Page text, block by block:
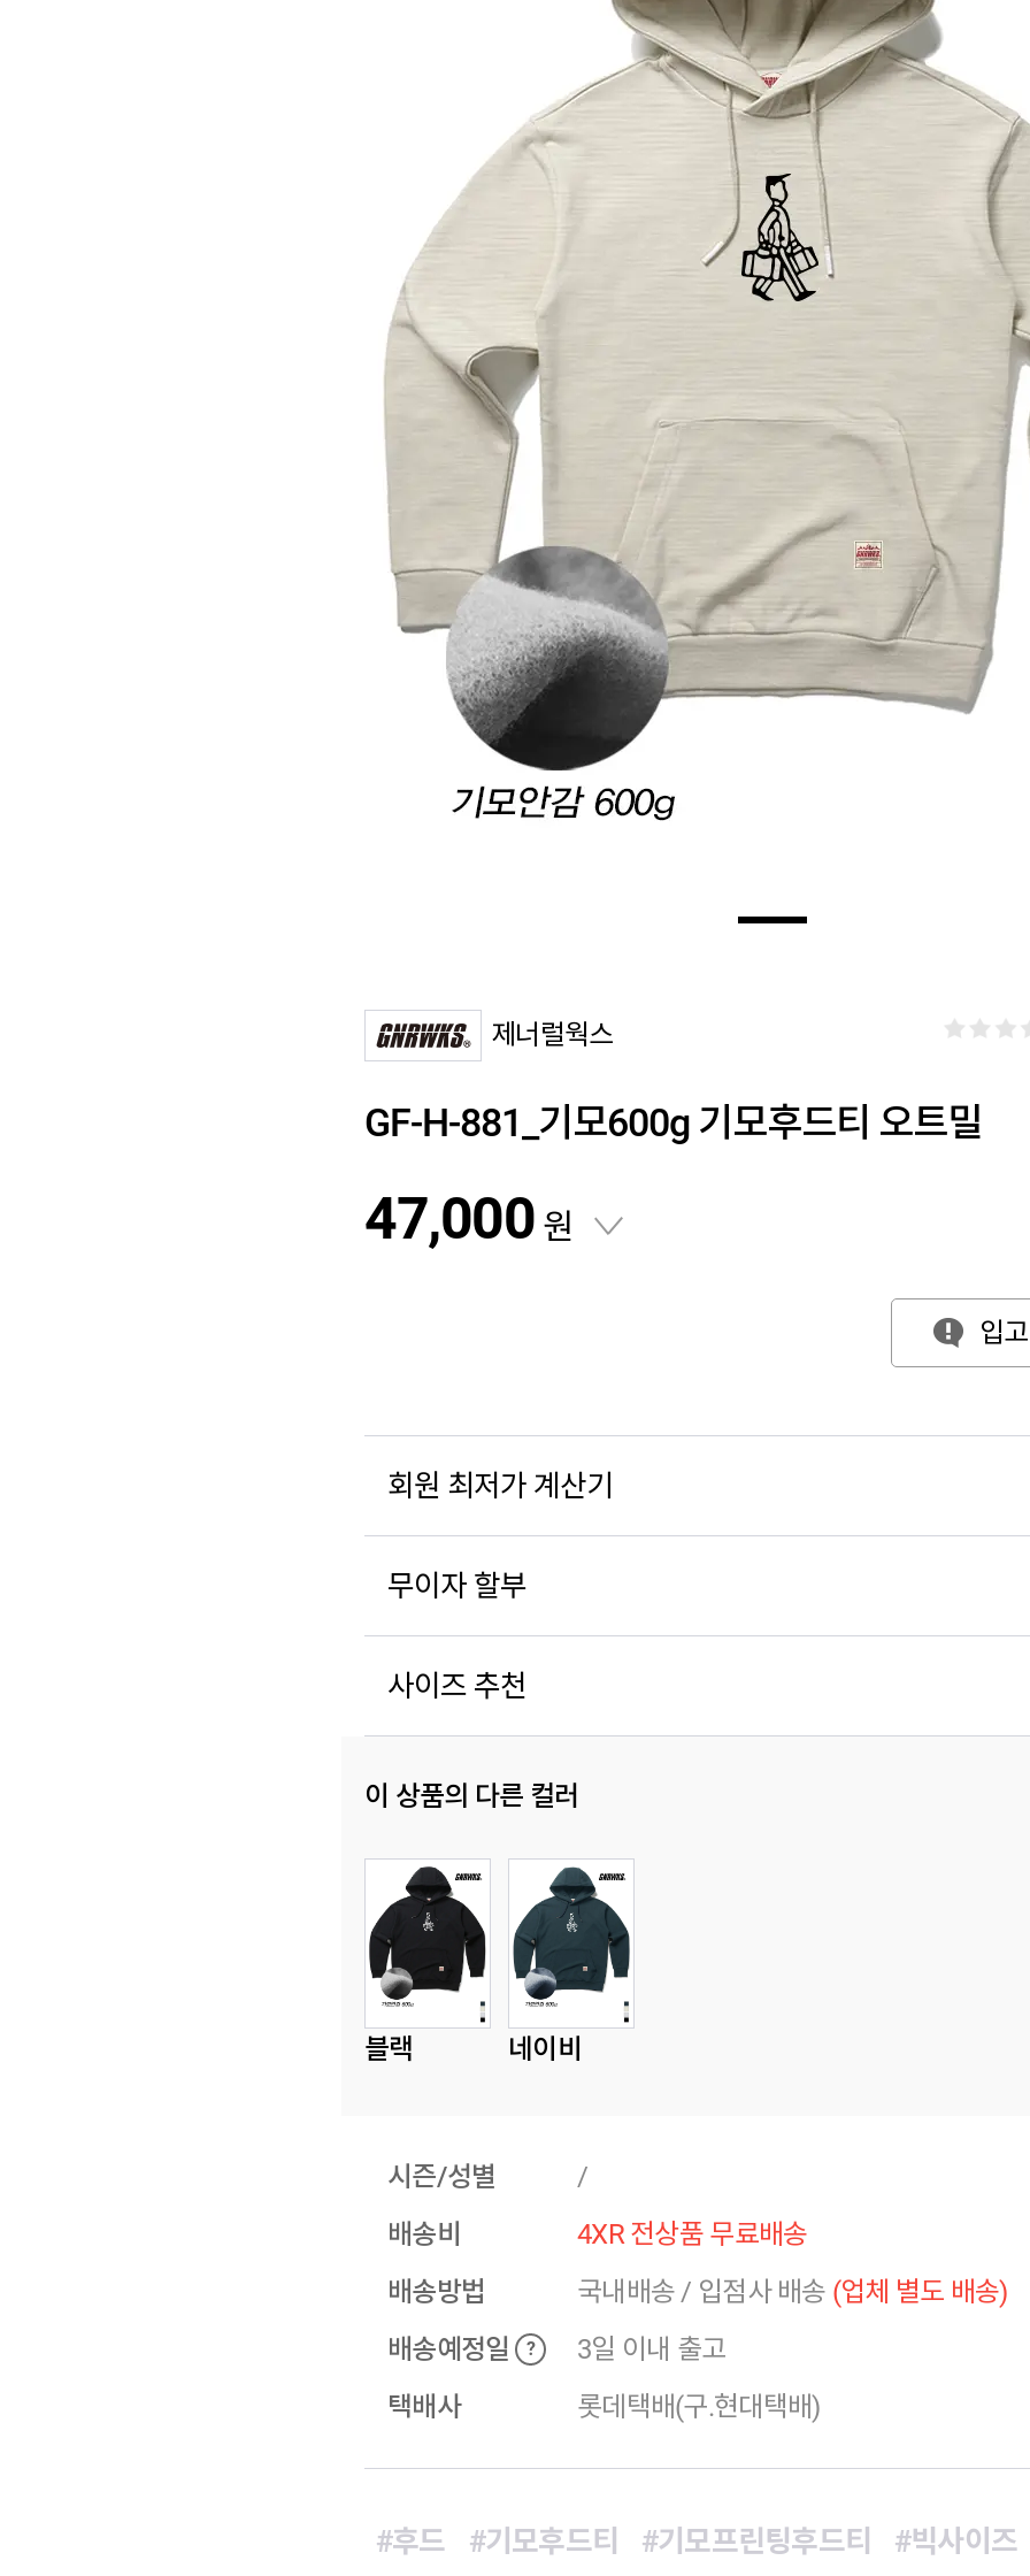
제너럴웍스
GF-H-881_기모600g 기모후드티 오트밀
47,000 원
입
회원 최저가 계산기
무이자 할부
사이즈 추천
이 상품의 다른 컬러
블랙 네이비
시즌/성별
/
배송비
4XR 전상품 무료배송
배송방법
국내배송 / 입점사 배송 (업체 별도 배송)
배송예정일
?
3일 이내 출고
택배사
롯데택배(구.현대택배)
#후드 #기모후드티 #기모프린팅후드티 #빅사이즈